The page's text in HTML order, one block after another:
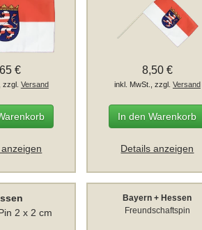
€
zzgl. Versand
8,50 €
inkl. MwSt., zzgl. Versand
In den Warenkorb
Details anzeigen
2 x 2 cm
Bayern + Hessen
Freundschaftspin